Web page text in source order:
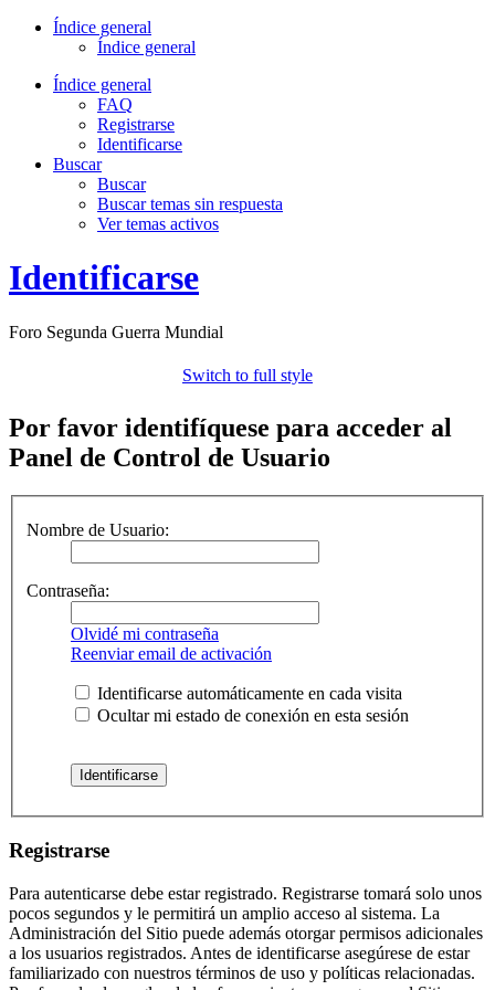
Índice general
Índice general
Índice general
FAQ
Registrarse
Identificarse
Buscar
Buscar
Buscar temas sin respuesta
Ver temas activos
Identificarse
Foro Segunda Guerra Mundial
Switch to full style
Por favor identifíquese para acceder al
Panel de Control de Usuario
Nombre de Usuario:
Contraseña:
Olvidé mi contraseña
Reenviar email de activación
Identificarse automáticamente en cada visita
Ocultar mi estado de conexión en esta sesión
Registrarse
Para autenticarse debe estar registrado. Registrarse tomará solo unos
pocos segundos y le permitirá un amplio acceso al sistema. La
Administración del Sitio puede además otorgar permisos adicionales
a los usuarios registrados. Antes de identificarse asegúrese de estar
familiarizado con nuestros términos de uso y políticas relacionadas.